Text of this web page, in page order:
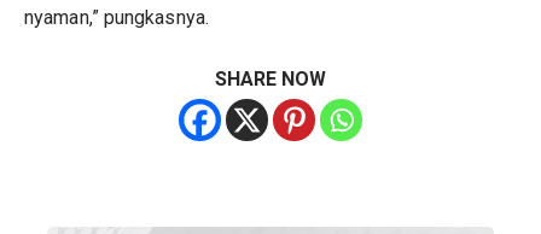
nyaman,” pungkasnya.
SHARE NOW